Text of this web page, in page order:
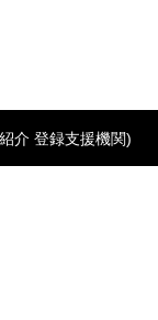
介 登録支援機関)